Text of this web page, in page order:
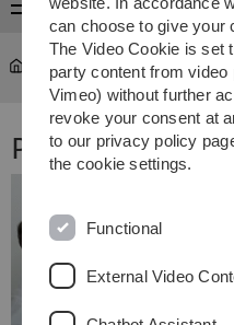
Menu
Administration ...
can choose to give your
The Video Cookie is set
party content from video
Vimeo) without further
revoke your consent at
to our privacy policy
the cookie settings.
Functional
External Video